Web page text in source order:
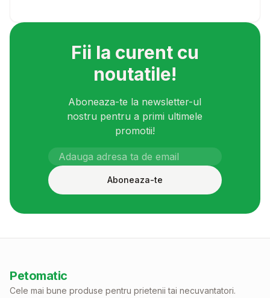
Fii la curent cu
noutatile!
Aboneaza-te la newsletter-ul
nostru pentru a primi ultimele
promotii!
Aboneaza-te
Petomatic
Cele mai bune produse pentru prietenii tai necuvantatori.